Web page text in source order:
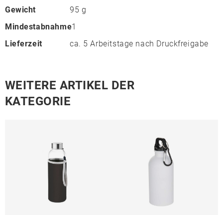
Gewicht
95 g
Mindestabnahme1
Lieferzeit
ca. 5 Arbeitstage nach Druckfreigabe
WEITERE ARTIKEL DER
KATEGORIE